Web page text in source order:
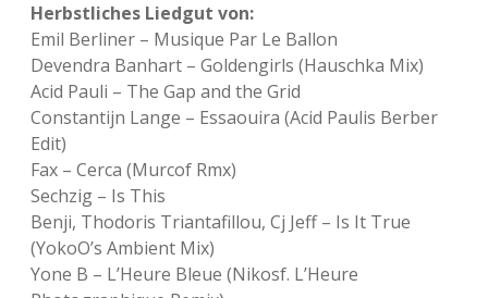
Herbstliches Liedgut von:
Emil Berliner – Musique Par Le Ballon
Devendra Banhart – Goldengirls (Hauschka Mix)
Acid Pauli – The Gap and the Grid
Constantijn Lange – Essaouira (Acid Paulis Berber
Edit)
Fax – Cerca (Murcof Rmx)
Sechzig – Is This
Benji, Thodoris Triantafillou, Cj Jeff – Is It True
(YokoO’s Ambient Mix)
Yone B – L’Heure Bleue (Nikosf. L’Heure